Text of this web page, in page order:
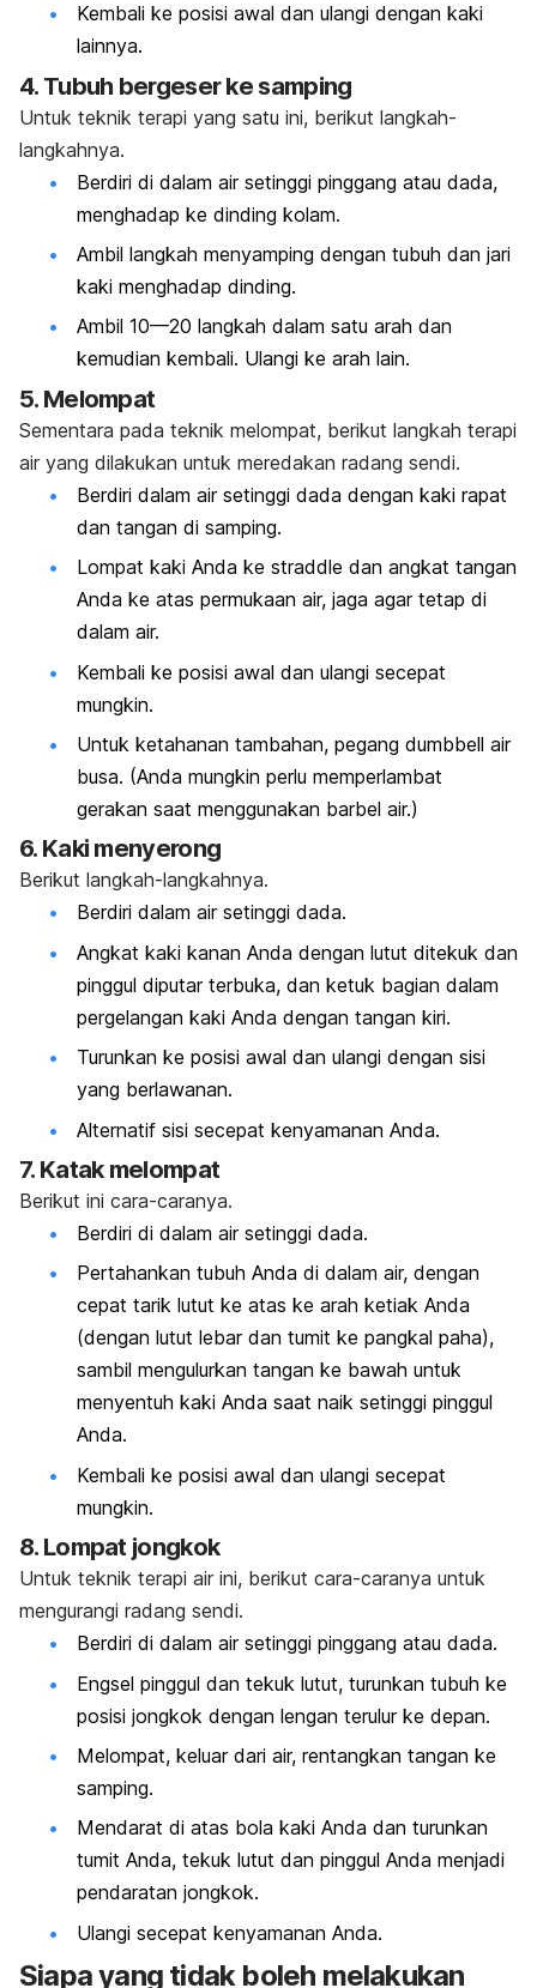
Kembali ke posisi awal dan ulangi dengan kaki
lainnya.
4. Tubuh bergeser ke samping
Untuk teknik terapi yang satu ini, berikut langkah-
langkahnya.
Berdiri di dalam air setinggi pinggang atau dada,
menghadap ke dinding kolam.
Ambil langkah menyamping dengan tubuh dan jari
kaki menghadap dinding.
Ambil 10—20 langkah dalam satu arah dan
kemudian kembali. Ulangi ke arah lain.
5. Melompat
Sementara pada teknik melompat, berikut langkah terapi
air yang dilakukan untuk meredakan radang sendi.
Berdiri dalam air setinggi dada dengan kaki rapat
dan tangan di samping.
Lompat kaki Anda ke straddle dan angkat tangan
Anda ke atas permukaan air, jaga agar tetap di
dalam air.
Kembali ke posisi awal dan ulangi secepat
mungkin.
Untuk ketahanan tambahan, pegang dumbbell air
busa. (Anda mungkin perlu memperlambat
gerakan saat menggunakan barbel air.)
6. Kaki menyerong
Berikut langkah-langkahnya.
Berdiri dalam air setinggi dada.
Angkat kaki kanan Anda dengan lutut ditekuk dan
pinggul diputar terbuka, dan ketuk bagian dalam
pergelangan kaki Anda dengan tangan kiri.
Turunkan ke posisi awal dan ulangi dengan sisi
yang berlawanan.
Alternatif sisi secepat kenyamanan Anda.
7. Katak melompat
Berikut ini cara-caranya.
Berdiri di dalam air setinggi dada.
Pertahankan tubuh Anda di dalam air, dengan
cepat tarik lutut ke atas ke arah ketiak Anda
(dengan lutut lebar dan tumit ke pangkal paha),
sambil mengulurkan tangan ke bawah untuk
menyentuh kaki Anda saat naik setinggi pinggul
Anda.
Kembali ke posisi awal dan ulangi secepat
mungkin.
8. Lompat jongkok
Untuk teknik terapi air ini, berikut cara-caranya untuk
mengurangi radang sendi.
Berdiri di dalam air setinggi pinggang atau dada.
Engsel pinggul dan tekuk lutut, turunkan tubuh ke
posisi jongkok dengan lengan terulur ke depan.
Melompat, keluar dari air, rentangkan tangan ke
samping.
Mendarat di atas bola kaki Anda dan turunkan
tumit Anda, tekuk lutut dan pinggul Anda menjadi
pendaratan jongkok.
Ulangi secepat kenyamanan Anda.
Siapa yang tidak boleh melakukan